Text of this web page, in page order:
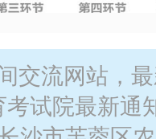
交流网站，
考试院最新通